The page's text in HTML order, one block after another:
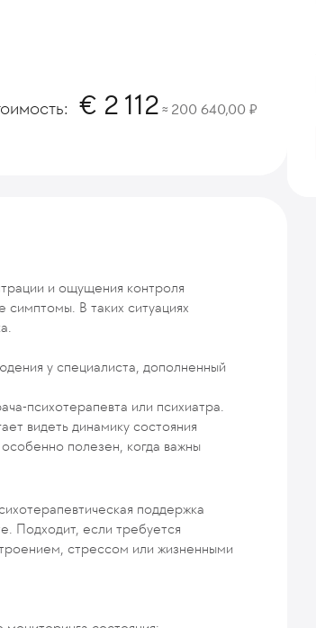
2 112 ≈ 200 640,00
и ощущения контроля
симптомы. В таких ситуациях
у специалиста, дополненный
психотерапевта или психиатра.
видеть динамику состояния
полезен, когда важны
поддержка
Подходит, если требуется
стрессом или жизненными